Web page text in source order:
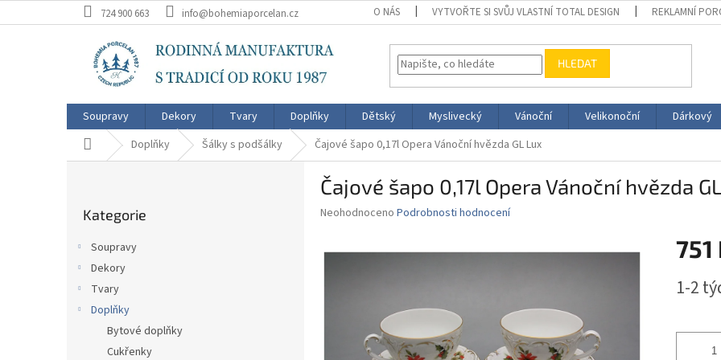
na
724 900 663 info@bohemiaporcelan.cz O NÁS VYTVOŘTE SI SVŮJ VLASTNÍ TOTAL DESIGN REKLAMNÍ
HLEDAT
Soupravy Dekory Tvary Doplňky Dětský Myslivecký Vánoční Velikonoční Dárkový
Domů Doplňky Šálky s podšálky Čajové šapo 0,17l Opera Vánoční hvězda GL Lux
kategorie
Kategorie
Soupravy
Dekory
Tvary
Doplňky
Bytové doplňky
Cukřenky
Čajové šapo 0,17l Opera Vánoční hvězda
Průměrné
Neohodnoceno Podrobnosti hodnocení
751
cena:
1-2